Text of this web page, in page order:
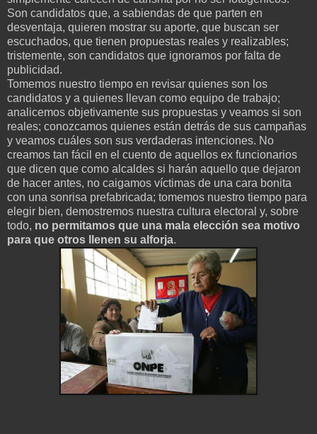
Son candidatos que, a sabiendas de que parten en
desventaja, quieren mostrar su aporte, que buscan ser
escuchados, que tienen propuestas reales y realizables;
tristemente, son candidatos que ignoramos por falta de
publicidad.
Tomemos nuestro tiempo en revisar quienes son los
candidatos y a quienes llevan como equipo de trabajo;
analicemos objetivamente sus propuestas y veamos si son
reales; conozcamos quienes están detrás de sus campañas
y veamos cuáles son sus verdaderas intenciones. No
creamos tan fácil en el cuento de aquellos ex funcionarios
que dicen que como alcaldes si harán aquello que dejaron
de hacer antes, no caigamos víctimas de una cara bonita
con una sonrisa prefabricada; tomemos nuestro tiempo para
elegir bien, demostremos nuestra cultura electoral y, sobre
todo, no permitamos que una mala elección sea motivo
para que otros llenen su alforja.